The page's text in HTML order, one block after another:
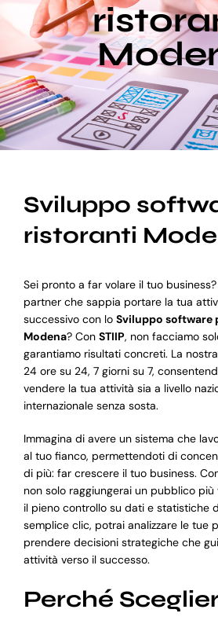
Blog
Supporto
Sviluppo
ristoranti
Sei pronto a far volare il tuo
partner che sappia portare la tua
successivo con lo Sviluppo software
Modena? Con STIIP, non facciamo
garantiamo risultati concreti. La
24 ore su 24, 7 giorni su 7,
vendere la tua attività sia a livello
internazionale senza sosta.
Immagina di avere un sistema che
al tuo fianco, permettendoti di
di più: far crescere il tuo business.
non solo raggiungerai un pubblico
il pieno controllo su dati e statistiche
semplice clic, potrai analizzare le tue
prendere decisioni strategiche che
attività verso il successo.
Perché